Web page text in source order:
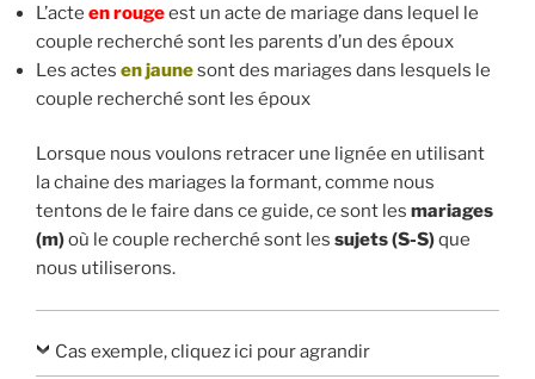
L’acte en rougeest un acte de mariage dans lequel le
couple recherché sont les parents d’un des époux
Les actes en jaunesont des mariages dans lesquels le
couple recherché sont les époux
Lorsque nous voulons retracer une lignée en utilisant
la chaine des mariages la formant, comme nous
tentons de le faire dans ce guide, ce sont les mariages
(m)où le couple recherché sont les sujets (S-S)que
nous utiliserons.
Cas exemple, cliquez ici pour agrandir